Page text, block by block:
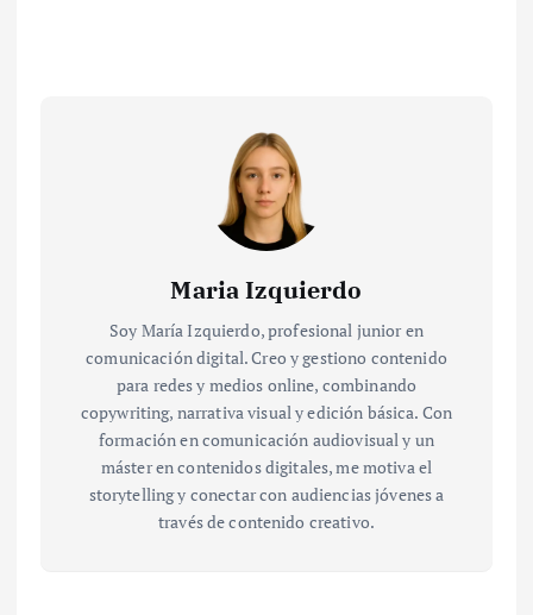
Maria Izquierdo
Soy María Izquierdo, profesional junior en
comunicación digital. Creo y gestiono contenido
para redes y medios online, combinando
copywriting, narrativa visual y edición básica. Con
formación en comunicación audiovisual y un
máster en contenidos digitales, me motiva el
storytelling y conectar con audiencias jóvenes a
través de contenido creativo.